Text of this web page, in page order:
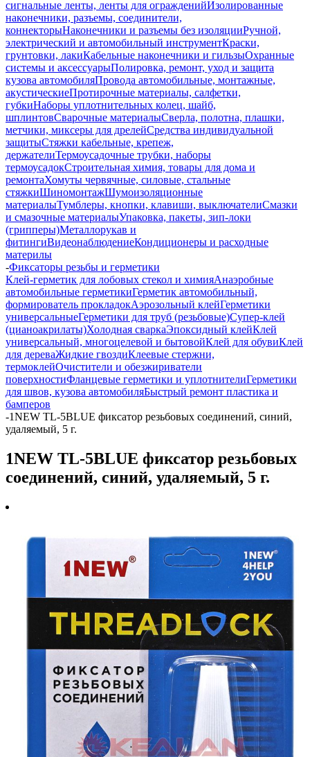
сигнальные ленты, ленты для огражденийИзолированные
наконечники, разъемы, соединители,
коннекторыНаконечники и разъемы без изоляцииРучной,
электрический и автомобильный инструментКраски,
грунтовки, лакиКабельные наконечники и гильзыОхранные
системы и аксессуарыПолировка, ремонт, уход и защита
кузова автомобиляПровода автомобильные, монтажные,
акустическиеПротирочные материалы, салфетки,
губкиНаборы уплотнительных колец, шайб,
шплинтовСварочные материалыСверла, полотна, плашки,
метчики, миксеры для дрелейСредства индивидуальной
защитыСтяжки кабельные, крепеж,
держателиТермоусадочные трубки, наборы
термоусадокСтроительная химия, товары для дома и
ремонтаХомуты червячные, силовые, стальные
стяжкиШиномонтажШумоизоляционные
материалыТумблеры, кнопки, клавиши, выключателиСмазки
и смазочные материалыУпаковка, пакеты, зип-локи
(грипперы)Металлорукав и
фитингиВидеонаблюдениеКондиционеры и расходные
материлы
-Фиксаторы резьбы и герметики
Клей-герметик для лобовых стекол и химияАнаэробные
автомобильные герметикиГерметик автомобильный,
формирователь прокладокАэрозольный клейГерметики
универсальныеГерметики для труб (резьбовые)Супер-клей
(цианоакрилаты)Холодная сваркаЭпоксидный клейКлей
универсальный, многоцелевой и бытовойКлей для обувиКлей
для дереваЖидкие гвоздиКлеевые стержни,
термоклейОчистители и обезжириватели
поверхностиФланцевые герметики и уплотнителиГерметики
для швов, кузова автомобиляБыстрый ремонт пластика и
бамперов
-1NEW TL-5BLUE фиксатор резьбовых соединений, синий,
удаляемый, 5 г.
1NEW TL-5BLUE фиксатор резьбовых
соединений, синий, удаляемый, 5 г.